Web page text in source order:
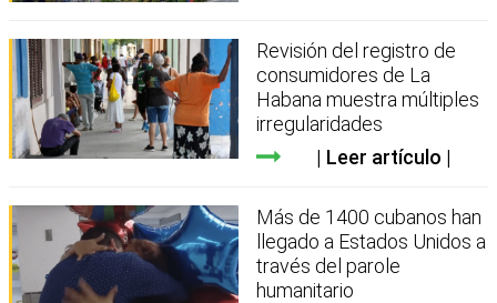
Revisión del registro de
consumidores de La
Habana muestra múltiples
irregularidades
Leer artículo
Más de 1400 cubanos han
llegado a Estados Unidos a
través del parole
humanitario